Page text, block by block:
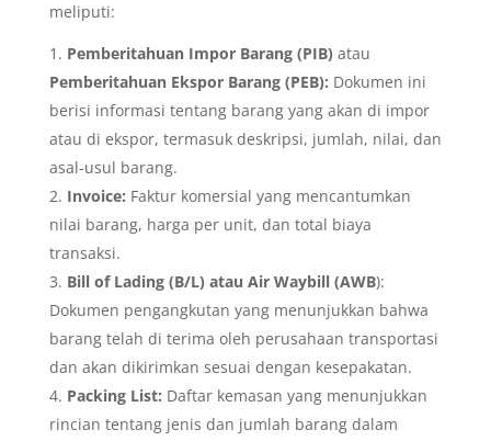
meliputi:
Pemberitahuan Impor Barang (PIB) atau
Pemberitahuan Ekspor Barang (PEB): Dokumen ini
berisi informasi tentang barang yang akan di impor
atau di ekspor, termasuk deskripsi, jumlah, nilai, dan
asal-usul barang.
Invoice: Faktur komersial yang mencantumkan
nilai barang, harga per unit, dan total biaya
transaksi.
Bill of Lading (B/L) atau Air Waybill (AWB):
Dokumen pengangkutan yang menunjukkan bahwa
barang telah di terima oleh perusahaan transportasi
dan akan dikirimkan sesuai dengan kesepakatan.
Packing List: Daftar kemasan yang menunjukkan
rincian tentang jenis dan jumlah barang dalam